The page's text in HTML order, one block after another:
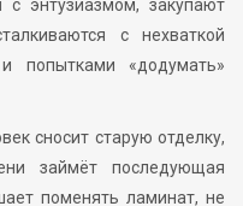
энтузиазмом, закупают
с нехваткой
попытками «додумать»
сносит старую отделку,
займёт последующая
поменять ламинат, не